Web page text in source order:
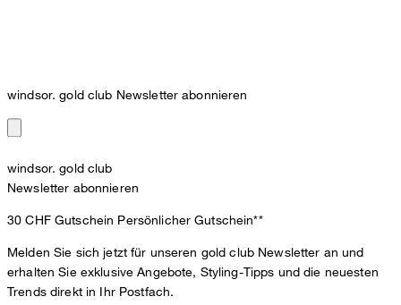
windsor. gold club Newsletter abonnieren
windsor. gold club
Newsletter abonnieren
30 CHF Gutschein Persönlicher Gutschein**
Melden Sie sich jetzt für unseren gold club Newsletter an und
erhalten Sie exklusive Angebote, Styling-Tipps und die neuesten
Trends direkt in Ihr Postfach.